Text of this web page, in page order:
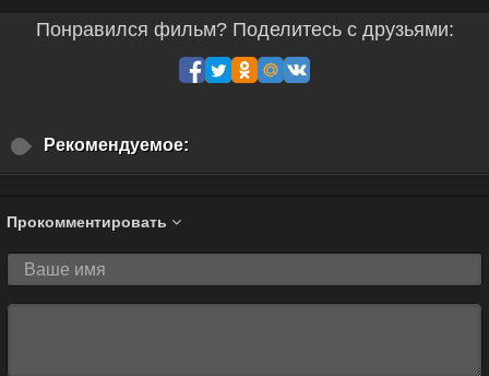
Понравился фильм? Поделитесь с друзьями:
Рекомендуемое:
Прокомментировать